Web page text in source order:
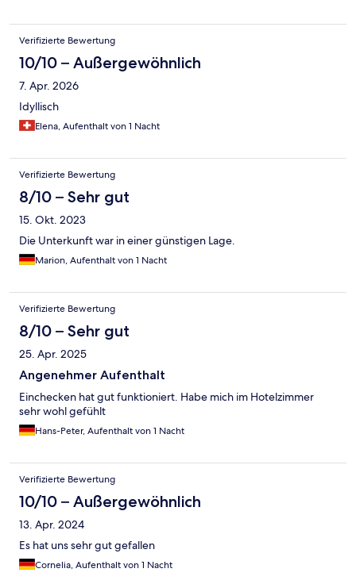
Verifizierte Bewertung
10/10 – Außergewöhnlich
7. Apr. 2026
Idyllisch
Elena, Aufenthalt von 1 Nacht
Verifizierte Bewertung
8/10 – Sehr gut
15. Okt. 2023
Die Unterkunft war in einer günstigen Lage.
Marion, Aufenthalt von 1 Nacht
Verifizierte Bewertung
8/10 – Sehr gut
25. Apr. 2025
Angenehmer Aufenthalt
Einchecken hat gut funktioniert. Habe mich im Hotelzimmer
sehr wohl gefühlt
Hans-Peter, Aufenthalt von 1 Nacht
Verifizierte Bewertung
10/10 – Außergewöhnlich
13. Apr. 2024
Es hat uns sehr gut gefallen
Cornelia, Aufenthalt von 1 Nacht